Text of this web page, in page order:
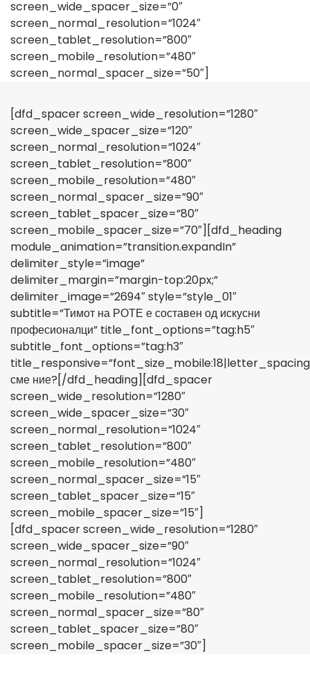
screen_wide_spacer_size=”0″
screen_normal_resolution=”1024″
screen_tablet_resolution=”800″
screen_mobile_resolution=”480″
screen_normal_spacer_size=”50″]
[dfd_spacer screen_wide_resolution=”1280″
screen_wide_spacer_size=”120″
screen_normal_resolution=”1024″
screen_tablet_resolution=”800″
screen_mobile_resolution=”480″
screen_normal_spacer_size=”90″
screen_tablet_spacer_size=”80″
screen_mobile_spacer_size=”70″][dfd_heading
module_animation=”transition.expandIn”
delimiter_style=”image”
delimiter_margin=”margin-top:20px;”
delimiter_image=”2694″ style=”style_01″
subtitle=”Тимот на РОТЕ е составен од искусни
професионалци” title_font_options=”tag:h5″
subtitle_font_options=”tag:h3″
сме ние?[/dfd_heading][dfd_spacer
screen_wide_resolution=”1280″
screen_wide_spacer_size=”30″
screen_normal_resolution=”1024″
screen_tablet_resolution=”800″
screen_mobile_resolution=”480″
screen_normal_spacer_size=”15″
screen_tablet_spacer_size=”15″
screen_mobile_spacer_size=”15″]
[dfd_spacer screen_wide_resolution=”1280″
screen_wide_spacer_size=”90″
screen_normal_resolution=”1024″
screen_tablet_resolution=”800″
screen_mobile_resolution=”480″
screen_normal_spacer_size=”80″
screen_tablet_spacer_size=”80″
screen_mobile_spacer_size=”30″]